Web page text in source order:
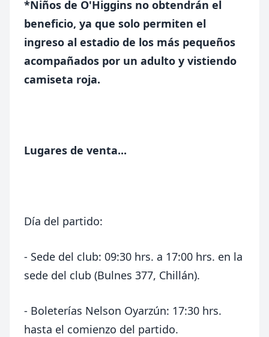
*Niños de O'Higgins no obtendrán el
beneficio, ya que solo permiten el
ingreso al estadio de los más pequeños
acompañados por un adulto y vistiendo
camiseta roja.
Lugares de venta...
Día del partido:
- Sede del club: 09:30 hrs. a 17:00 hrs. en la
sede del club (Bulnes 377, Chillán).
- Boleterías Nelson Oyarzún: 17:30 hrs.
hasta el comienzo del partido.